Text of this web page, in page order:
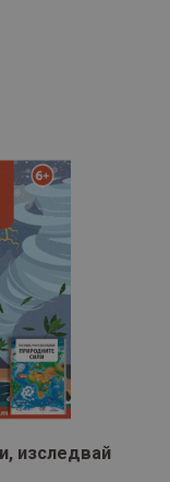
изследвай